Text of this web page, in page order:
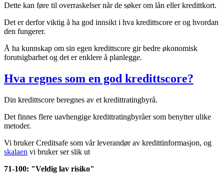
Dette kan føre til overraskelser når de søker om lån eller kredittkort.
Det er derfor viktig å ha god innsikt i hva kredittscore er og hvordan
den fungerer.
Å ha kunnskap om sin egen kredittscore gir bedre økonomisk
forutsigbarhet og det er enklere å planlegge.
Hva regnes som en god kredittscore?
Din kredittscore beregnes av et kredittratingbyrå.
Det finnes flere uavhengige kredittratingbyråer som benytter ulike
metoder.
Vi bruker Creditsafe som vår leverandør av kredittinformasjon, og
skalaen vi bruker ser slik ut
71-100: "Veldig lav risiko"